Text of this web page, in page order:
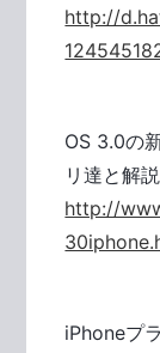
http://
OS 3.0の
リ達と解説
http://
iPhoneプ